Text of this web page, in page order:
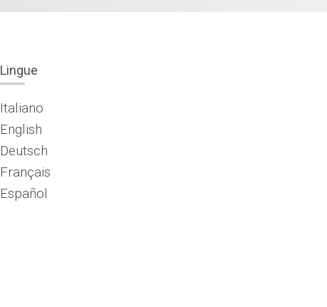
Lingue
Italiano
English
Deutsch
Français
Español